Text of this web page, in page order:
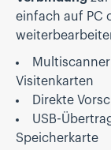
einfach auf PC
Visitenkarten
Direkte
USB-
Speicherkarte